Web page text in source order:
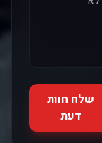
שלח חוות
דעת